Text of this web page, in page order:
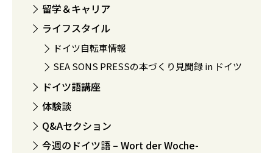
留学＆キャリア
ライフスタイル
ドイツ自転車情報
SEA SONS PRESSの本づくり見聞録 in ドイツ
ドイツ語講座
体験談
Q&Aセクション
今週のドイツ語 – Wort der Woche-